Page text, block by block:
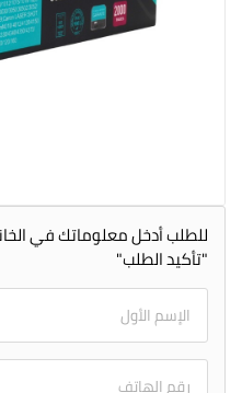
للطلب أدخل معلوماتك في
"تأكيد الطلب"